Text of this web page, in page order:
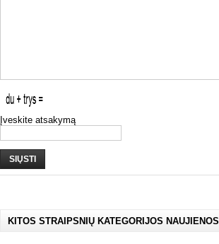
Įveskite atsakymą
SIŲSTI
KITOS STRAIPSNIŲ KATEGORIJOS NAUJIENOS